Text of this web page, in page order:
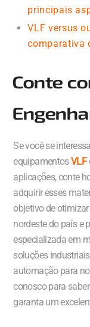
principais
VLF versus
comparativa
Conte
Se você se
equipamentosVLF
aplicações, conte
adquirir esses
objetivo de
nordeste do país e
especializada em
soluções
automação para
conosco para
garanta um